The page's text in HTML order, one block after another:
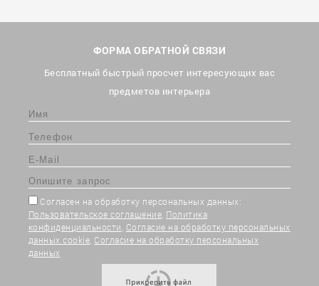
ФОРМА ОБРАТНОЙ СВЯЗИ
Бесплатный быстрый просчет интересующих вас
предметов интерьера
Согласен на обработку персональных данных:
Пользовательское соглашение Политика
конфиденциальности Согласие на обработку персональных
данных cookie Согласие на обработку персональных
данных